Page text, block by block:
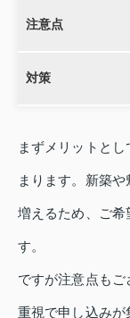
注意点
対策
まずメリットと
まります。新築
増えるため、ご希
す。
ですが注意点も
重視で申し込み